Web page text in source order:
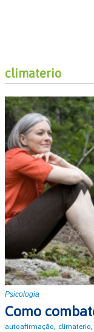
climaterio
Psicologia
Como
autoafirmação, climaterio,